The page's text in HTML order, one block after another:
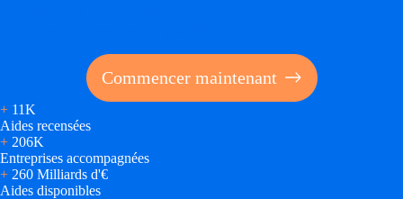
Commencer maintenant
+ 11K
Aides recensées
+ 206K
Entreprises accompagnées
+ 260 Milliards d'€
Aides disponibles